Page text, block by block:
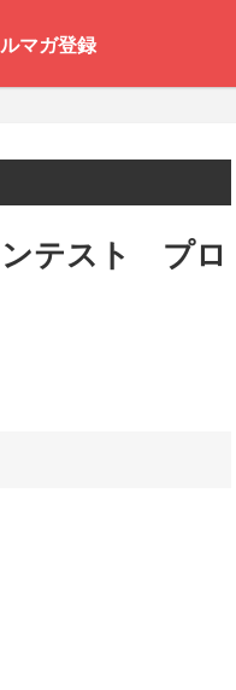
マガ登録
ンテスト プロ